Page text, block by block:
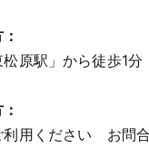
松原駅」から徒歩1
利用ください お問